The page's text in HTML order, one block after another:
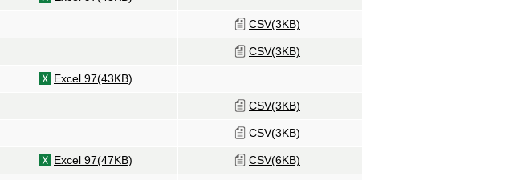
CSV(3KB)
CSV(3KB)
Excel 97(43KB)
CSV(3KB)
CSV(3KB)
Excel 97(47KB) CSV(6KB)